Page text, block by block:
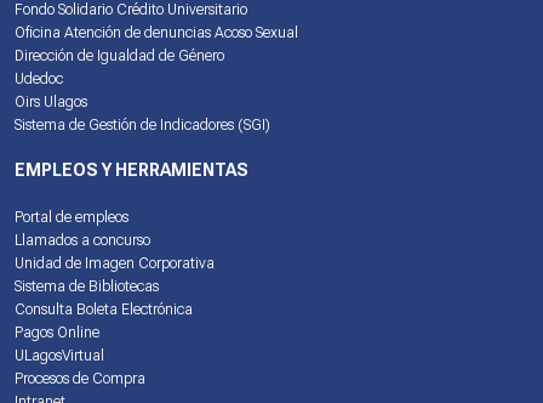
Fondo Solidario Crédito Universitario
Oficina Atención de denuncias Acoso Sexual
Dirección de Igualdad de Género
Udedoc
Oirs Ulagos
Sistema de Gestión de Indicadores (SGI)
EMPLEOS Y HERRAMIENTAS
Portal de empleos
Llamados a concurso
Unidad de Imagen Corporativa
Sistema de Bibliotecas
Consulta Boleta Electrónica
Pagos Online
ULagosVirtual
Procesos de Compra